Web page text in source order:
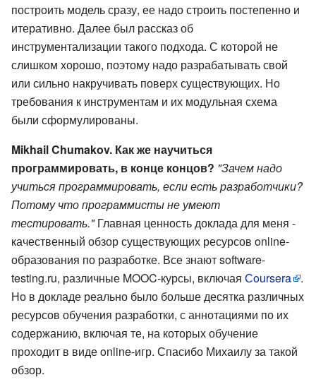
построить модель сразу, ее надо строить постепенно и
итеративно. Далее был рассказ об
инструментализации такого подхода. С которой не
слишком хорошо, поэтому надо разрабатывать свой
или сильно накручивать поверх существующих. Но
требования к инструментам и их модульная схема
были сформулированы.
Mikhail Chumakov. Как же научиться
программировать, в конце концов? "Зачем надо
учиться программировать, если есть разработчики?
Потому что программисты не умеют
тестировать."Главная ценность доклада для меня -
качественный обзор существующих ресурсов online-
образования по разработке. Все знают software-
testing.ru, различные MOOC-курсы, включая Сoursera
.
Но в докладе реально было больше десятка различных
ресурсов обучения разработки, с аннотациями по их
содержанию, включая те, на которых обучение
проходит в виде online-игр. Спасибо Михаилу за такой
обзор.